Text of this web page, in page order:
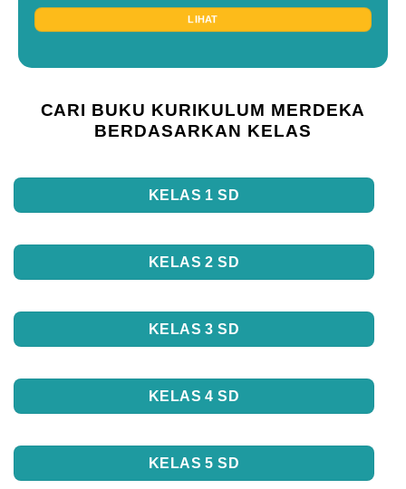
LIHAT
CARI BUKU KURIKULUM MERDEKA
BERDASARKAN KELAS
KELAS 1 SD
KELAS 2 SD
KELAS 3 SD
KELAS 4 SD
KELAS 5 SD